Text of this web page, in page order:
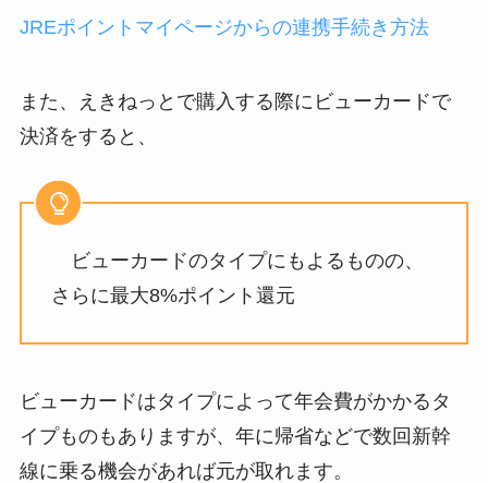
JREポイントマイページからの連携手続き方法
また、えきねっとで購入する際にビューカードで
決済をすると、
ビューカードのタイプにもよるものの、
さらに最大8%ポイント還元
ビューカードはタイプによって年会費がかかるタ
イプものもありますが、年に帰省などで数回新幹
線に乗る機会があれば元が取れます。